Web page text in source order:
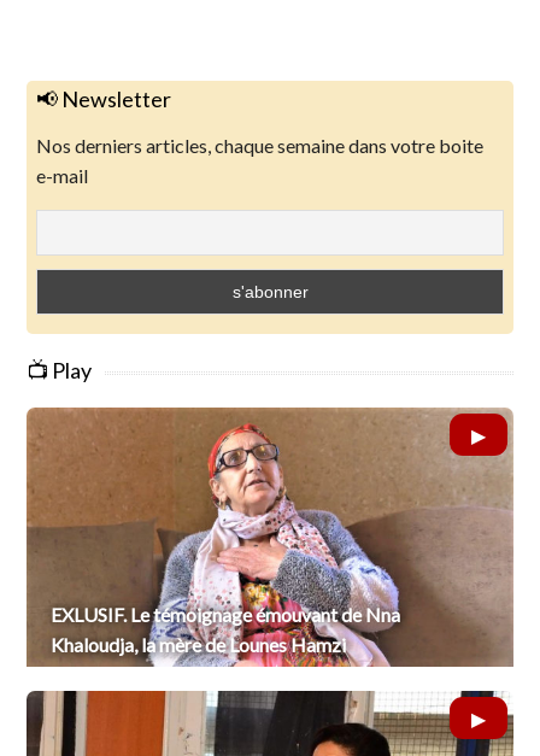
📢 Newsletter
Nos derniers articles, chaque semaine dans votre boite
e-mail
📺 Play
EXLUSIF. Le témoignage émouvant de Nna
Khaloudja, la mère de Lounes Hamzi